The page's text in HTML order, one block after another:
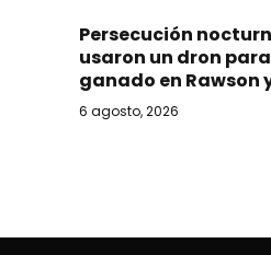
Persecución
usaron un dron
ganado en Rawson
6 agosto, 2026